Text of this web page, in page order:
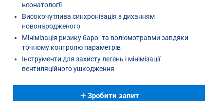
неонатології
Високочутлива синхронізація з диханням
новонародженого
Мінімізація ризику баро- та волюмотравми завдяки
точному контролю параметрів
Інструменти для захисту легень і мінімізації
вентиляційного ушкодження
Зробити запит